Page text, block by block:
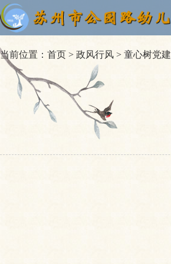
当前位置： 首页 > 政风行风 > 童心树党建